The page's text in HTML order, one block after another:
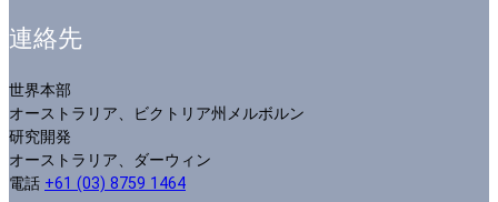
連絡先
世界本部
オーストラリア、ビクトリア州メルボルン
研究開発
オーストラリア、ダーウィン
電話 +61 (03) 8759 1464